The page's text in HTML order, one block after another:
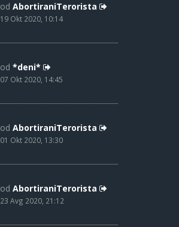
od AbortiraniTerorista
19 Okt 2020, 10:14
od *deni*
07 Okt 2020, 14:45
od AbortiraniTerorista
01 Okt 2020, 13:30
od AbortiraniTerorista
23 Avg 2020, 21:12